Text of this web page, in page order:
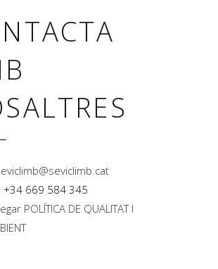
+34 669 584 345
POLÍTICA DE QUALITAT I